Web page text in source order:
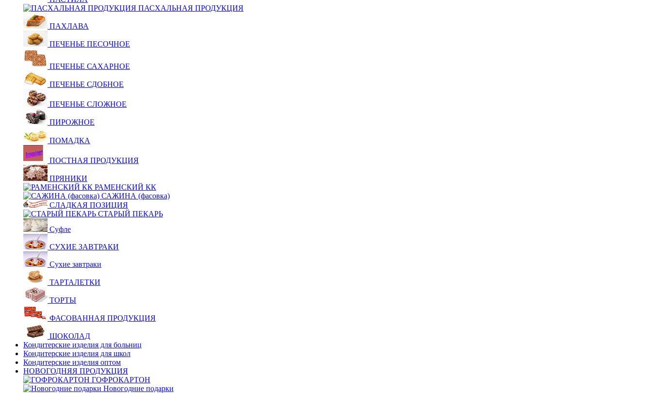
ПАСХАЛЬНАЯ ПРОДУКЦИЯ
ПАХЛАВА
ПЕЧЕНЬЕ ПЕСОЧНОЕ
ПЕЧЕНЬЕ САХАРНОЕ
ПЕЧЕНЬЕ СДОБНОЕ
ПЕЧЕНЬЕ СЛОЖНОЕ
ПИРОЖНОЕ
ПОМАДКА
ПОСТНАЯ ПРОДУКЦИЯ
ПРЯНИКИ
РАМЕНСКИЙ КК
САЖИНА (фасовка)
СЛАДКАЯ ПОЗИЦИЯ
СТАРЫЙ ПЕКАРЬ
Суфле
СУХИЕ ЗАВТРАКИ
Сухие завтраки
ТАРТАЛЕТКИ
ТОРТЫ
ФАСОВАННАЯ ПРОДУКЦИЯ
ШОКОЛАД
Кондитерские изделия для больниц
Кондитерские изделия для школ
Кондитерские изделия оптом
НОВОГОДНЯЯ ПРОДУКЦИЯ
ГОФРОКАРТОН
Новогодние подарки